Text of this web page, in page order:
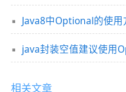
Java8中Optional的使用
java封装空值建议使用
相关文章